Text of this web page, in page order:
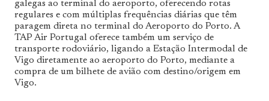
galegas ao terminal do aeroporto, oferecendo rotas
regulares e com múltiplas frequências diárias que têm
paragem direta no terminal do Aeroporto do Porto. A
TAP Air Portugal oferece também um serviço de
transporte rodoviário, ligando a Estação Intermodal de
Vigo diretamente ao aeroporto do Porto, mediante a
compra de um bilhete de avião com destino/origem em
Vigo.